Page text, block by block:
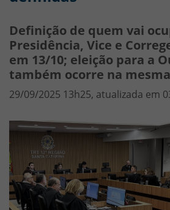
Definição de quem vai
Presidência, Vice e
em 13/10; eleição para a
também ocorre na
29/09/2025 13h25, atualizada em